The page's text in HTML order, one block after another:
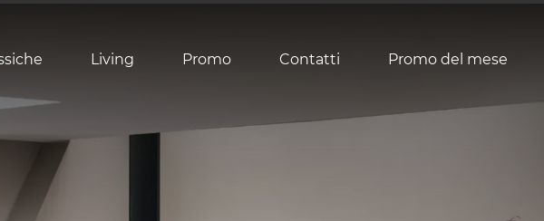
Living Promo Contatti Promo del mese